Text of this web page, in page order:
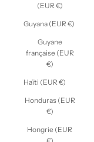
(EUR €)
Guyana (EUR €)
Guyane
française (EUR
€)
Haïti (EUR €)
Honduras (EUR
€)
Hongrie (EUR